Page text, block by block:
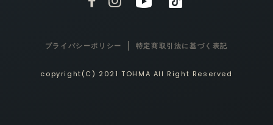
プライバシーポリシー 特定商取引法に基づく表記
copyright(C) 2021 TOHMA All Right Reserved